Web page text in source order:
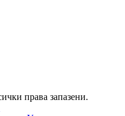
права запазени.